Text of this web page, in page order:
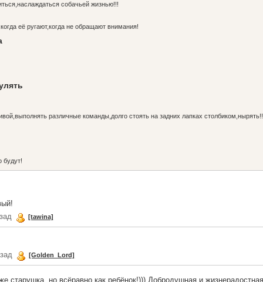
собачьей жизнью!!!
её ругают,когда не обращают внимания!
различные команды,долго стоять на задних лапках
будут!
[tawina]
[Golden_Lord]
старушка, но всёравно как ребёнок!))) Добродушная и